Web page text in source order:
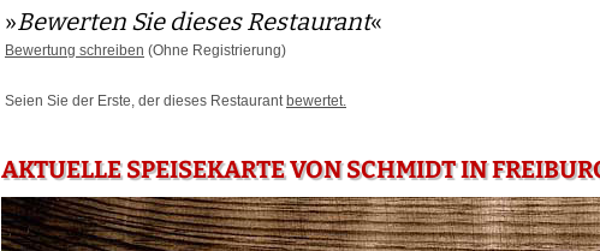
»Bewerten Sie dieses Restaurant«
Bewertung schreiben (Ohne Registrierung)
Seien Sie der Erste, der dieses Restaurant bewertet.
AKTUELLE SPEISEKARTE VON SCHMIDT IN